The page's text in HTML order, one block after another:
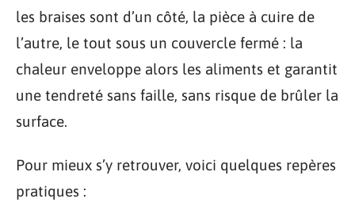
les braises sont d’un côté, la pièce à cuire de
l’autre, le tout sous un couvercle fermé : la
chaleur enveloppe alors les aliments et garantit
une tendreté sans faille, sans risque de brûler la
surface.
Pour mieux s’y retrouver, voici quelques repères
pratiques :